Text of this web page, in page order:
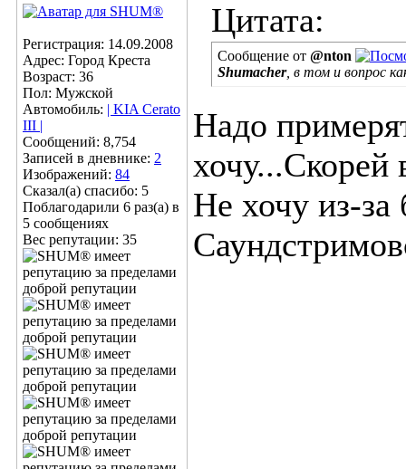
Регистрация: 14.09.2008
Адрес: Город Креста
Возраст: 36
Пол: Мужской
Автомобиль: | KIA Cerato
III |
Сообщений: 8,754
Записей в дневнике: 2
Изображений: 84
Сказал(а) спасибо: 5
Поблагодарили 6 раз(а) в
5 сообщениях
Вес репутации: 35
Цитата:
Сообщение от @nton
Shumacher, в том и вопрос
Надо
хочу...Скорей
Не хочу из-за